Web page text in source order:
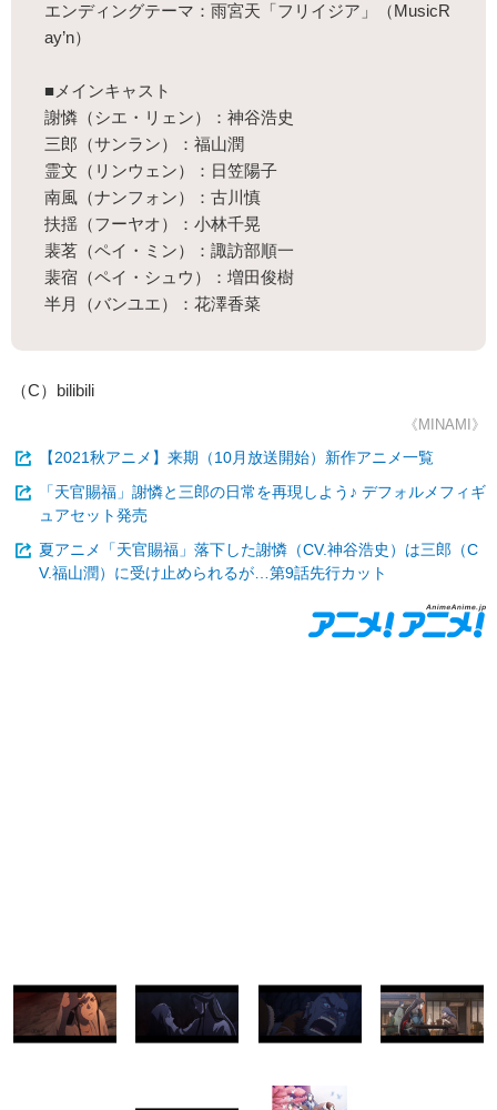
エンディングテーマ：雨宮天「フリイジア」（MusicR
ay’n）
■メインキャスト
謝憐（シエ・リェン）：神谷浩史
三郎（サンラン）：福山潤
霊文（リンウェン）：日笠陽子
南風（ナンフォン）：古川慎
扶揺（フーヤオ）：小林千晃
裴茗（ペイ・ミン）：諏訪部順一
裴宿（ペイ・シュウ）：増田俊樹
半月（バンユエ）：花澤香菜
（C）bilibili
《MINAMI》
【2021秋アニメ】来期（10月放送開始）新作アニメ一覧
「天官賜福」謝憐と三郎の日常を再現しよう♪ デフォルメフィギ
ュアセット発売
夏アニメ「天官賜福」落下した謝憐（CV.神谷浩史）は三郎（C
V.福山潤）に受け止められるが…第9話先行カット